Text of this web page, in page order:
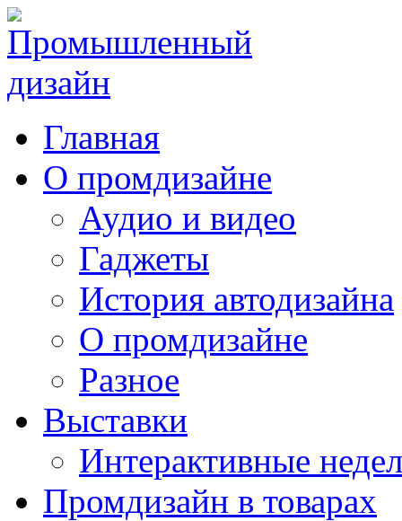
Главная
О промдизайне
Аудио и видео
Гаджеты
История автодизайна
О промдизайне
Разное
Выставки
Интерактивные
Промдизайн в товарах